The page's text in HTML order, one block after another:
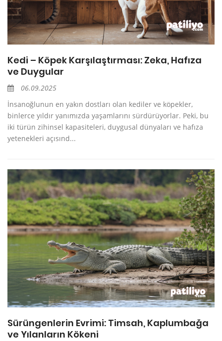
Kedi – Köpek Karşılaştırması: Zeka, Hafıza
ve Duygular
06.09.2025
İnsanoğlunun en yakın dostları olan kediler ve köpekler,
binlerce yıldır yanımızda yaşamlarını sürdürüyorlar. Peki, bu
iki türün zihinsel kapasiteleri, duygusal dünyaları ve hafıza
yetenekleri açısınd...
Sürüngenlerin Evrimi: Timsah, Kaplumbağa
ve Yılanların Kökeni